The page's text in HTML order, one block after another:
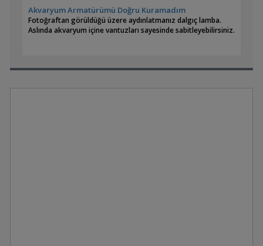
Akvaryum Armatürümü Doğru Kuramadım
Fotoğraftan görüldüğü üzere aydınlatmanız dalgıç lamba.
Aslında akvaryum içine vantuzları sayesinde sabitleyebilirsiniz.